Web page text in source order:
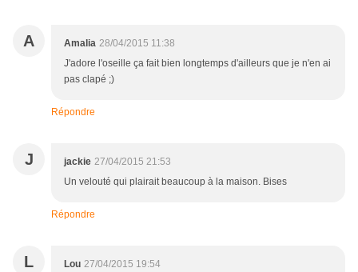
A Amalia 28/04/2015 11:38
J'adore l'oseille ça fait bien longtemps d'ailleurs que je n'en ai
pas clapé ;)
Répondre
J jackie 27/04/2015 21:53
Un velouté qui plairait beaucoup à la maison. Bises
Répondre
L Lou 27/04/2015 19:54